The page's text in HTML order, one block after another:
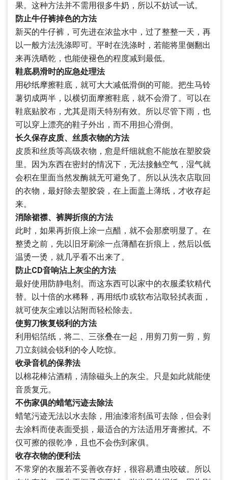
果。这种方法并不需用很多牛奶，所以不妨试一试。
防止牛仔裤掉色的方法
新买的牛仔裤，可先进在浓盐水中，过了整整一天，再
以一般方法洗涤即可。平时在洗涤时，若能将里侧翻出
来再洗晒乾，也能使褪色的程度减到最低。
鞋底易滑时的应急处理法
用砂纸摩擦鞋底，就可大大减低滑倒的可能。把生马铃
薯切成两半，以横切面摩擦鞋底，就不会滑了。可以在
鞋底贴胶布，尤其是雨天特别有效。所以尽管下雨，也
可以穿上漂亮的鞋子外出，而不用担心滑倒。
长久保存皮质、丝质衣物的方法
皮质和丝质等高级衣物，愈是纤细就愈不能放在塑胶袋
里。因为东西在密封的情况下，无法接触空气，湿气就
会积在里面当然发酶就无可避免了。所以从洗衣店取回
的衣物，最好除去塑胶袋，在上面盖上薄纸，才收存起
来。
消除裙襟、裤脚折痕的方法
此时，如果再折痕上涂一点醋，就不会那麽明显了。在
整烫之前，先以旧牙刷涂一点薄醋在折痕上，然后以低
温烫一烫，就几乎看不出来了。
防止CD音响沾上灰尘的方法
最好使用防静电剂。而这东西可以家中的衣服柔软精代
替。以十倍的水稀释，再用纸巾或软布沾取轻拭表面，
就可使灰尘难以沾附而轻松除去。
使剪刀恢复锐利的方法
利用铝箔纸，将二、三张叠在一起，用剪刀剪一剪，剪
刀立刻就会锐利的令人吃惊。
收录音机的保养法
以棉花棒沾酒精，清除磁头上的灰尘。只是如此就能使
音质复元。
不伤家俱的蜡笔污迹去除法
蜡笔污迹无法以水去除，用油漆溶剂虽可去除，但会剥
去涂料而使表面受损，最适合的方法适用牙膏擦拭。不
仅可擦的很乾净，且也不会伤到家俱。
收存衣物的便利法
不常穿的衣服若不妥善收存好，很容易遭虫咬破。所以